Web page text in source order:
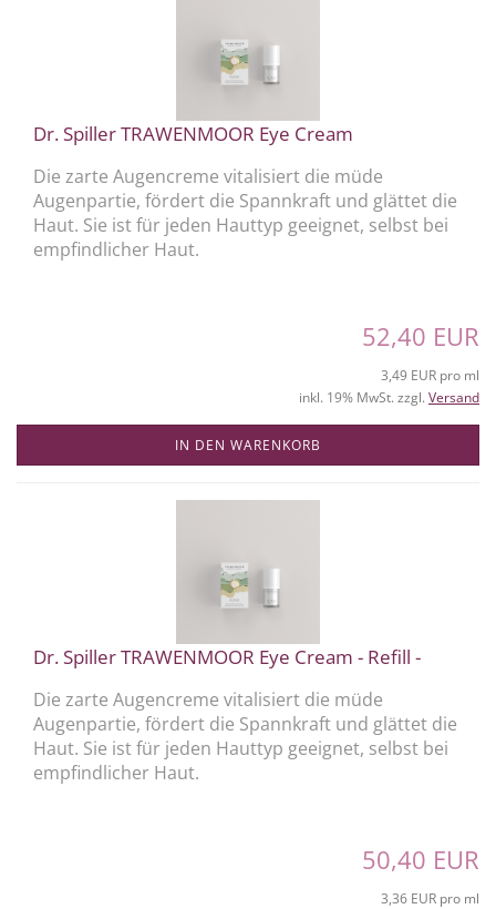
Dr. Spiller TRAWENMOOR Eye Cream
Die zarte Augencreme vitalisiert die müde
Augenpartie, fördert die Spannkraft und glättet die
Haut. Sie ist für jeden Hauttyp geeignet, selbst bei
empfindlicher Haut.
52,40 EUR
3,49 EUR pro ml
inkl. 19% MwSt. zzgl. Versand
IN DEN WARENKORB
Dr. Spiller TRAWENMOOR Eye Cream - Refill -
Die zarte Augencreme vitalisiert die müde
Augenpartie, fördert die Spannkraft und glättet die
Haut. Sie ist für jeden Hauttyp geeignet, selbst bei
empfindlicher Haut.
50,40 EUR
3,36 EUR pro ml